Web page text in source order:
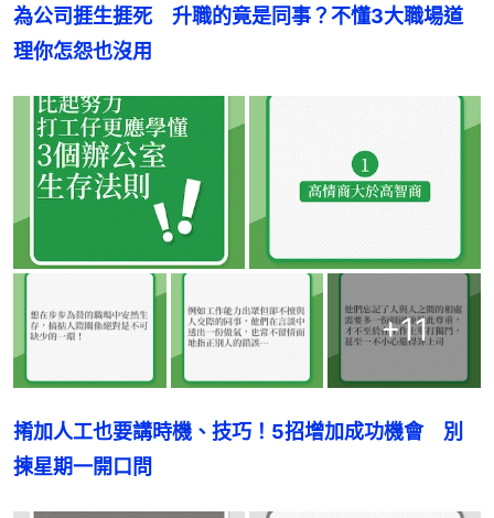
為公司捱生捱死　升職的竟是同事？不懂3大職場道
理你怎怨也沒用
+11
𢯎加人工也要講時機、技巧！5招增加成功機會　別
揀星期一開口問